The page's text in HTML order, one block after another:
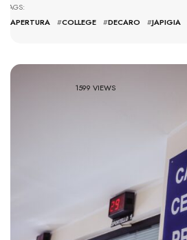
TAGS:
APERTURA #COLLEGE #DECARO #JAPIGIA
1599 VIEWS